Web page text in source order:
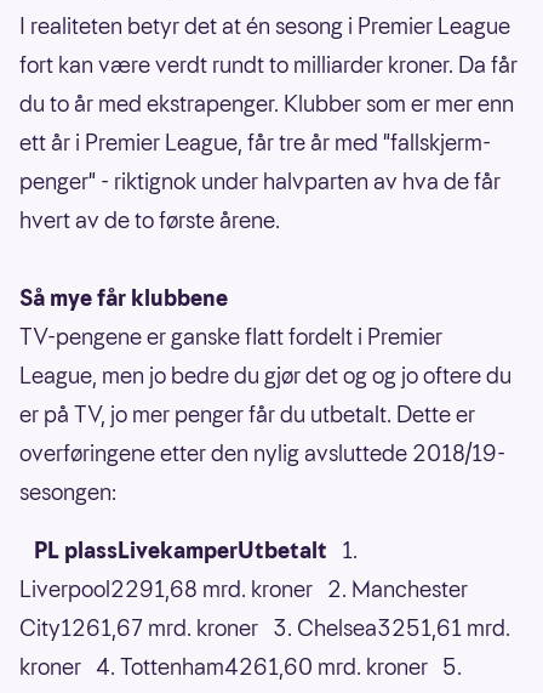
I realiteten betyr det at én sesong i Premier League
fort kan være verdt rundt to milliarder kroner. Da får
du to år med ekstrapenger. Klubber som er mer enn
ett år i Premier League, får tre år med "fallskjerm-
penger" - riktignok under halvparten av hva de får
hvert av de to første årene.
Så mye får klubbene
TV-pengene er ganske flatt fordelt i Premier
League, men jo bedre du gjør det og og jo oftere du
er på TV, jo mer penger får du utbetalt. Dette er
overføringene etter den nylig avsluttede 2018/19-
sesongen:
PL plassLivekamperUtbetalt 1.
Liverpool2291,68 mrd. kroner 2. Manchester
City1261,67 mrd. kroner 3. Chelsea3251,61 mrd.
kroner 4. Tottenham4261,60 mrd. kroner 5.